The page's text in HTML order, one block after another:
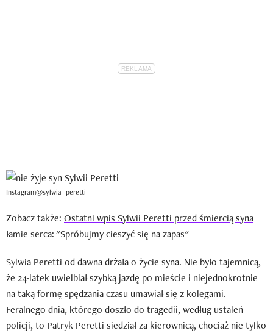
Instagram@sylwia_peretti
Zobacz także: Ostatni wpis Sylwii Peretti przed śmiercią syna
łamie serca: "Spróbujmy cieszyć się na zapas"
Sylwia Peretti od dawna drżała o życie syna. Nie było tajemnicą,
że 24-latek uwielbiał szybką jazdę po mieście i niejednokrotnie
na taką formę spędzania czasu umawiał się z kolegami.
Feralnego dnia, którego doszło do tragedii, według ustaleń
policji, to Patryk Peretti siedział za kierownicą, chociaż nie tylko